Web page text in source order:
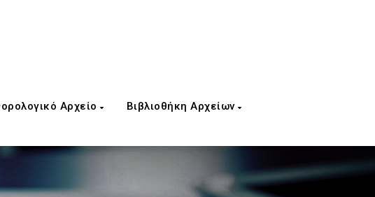
Αρχείο Βιβλιοθήκη Αρχείων